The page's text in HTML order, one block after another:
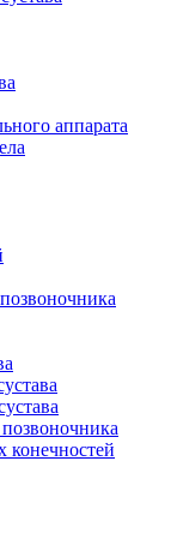
аппарата
конечностей